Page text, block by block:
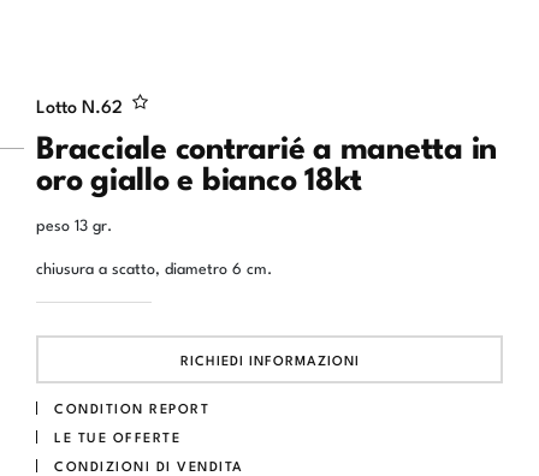
Lotto N.62
Bracciale contrarié a manetta in
oro giallo e bianco 18kt
peso 13 gr.
chiusura a scatto, diametro 6 cm.
RICHIEDI INFORMAZIONI
CONDITION REPORT
LE TUE OFFERTE
CONDIZIONI DI VENDITA